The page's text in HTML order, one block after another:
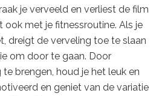
je verveeld en verliest de film
ook met je fitnessroutine. Als je
dreigt de verveling toe te slaan
om door te gaan. Door
brengen, houd je het leuk en
en geniet van de variatie